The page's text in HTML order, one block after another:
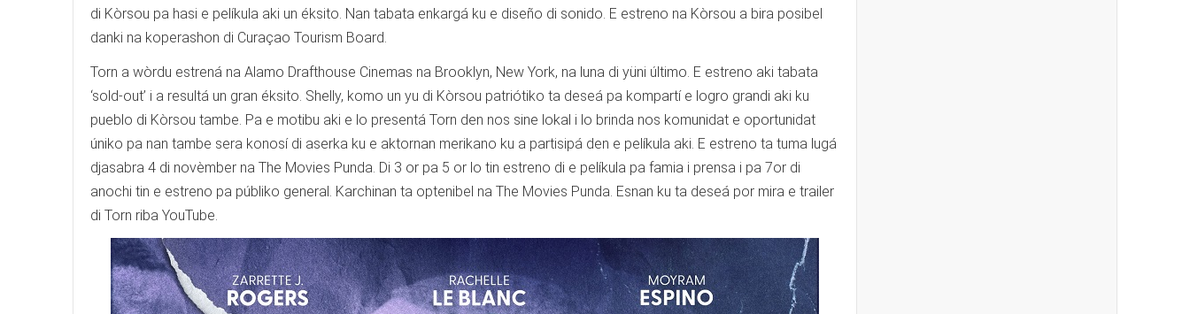
di Kòrsou pa hasi e pelíkula aki un éksito. Nan tabata enkargá ku e diseño di sonido. E estreno na Kòrsou a bira posibel
danki na koperashon di Curaçao Tourism Board.
Torn a wòrdu estrená na Alamo Drafthouse Cinemas na Brooklyn, New York, na luna di yüni último. E estreno aki tabata
‘sold-out’ i a resultá un gran éksito. Shelly, komo un yu di Kòrsou patriótiko ta deseá pa kompartí e logro grandi aki ku
pueblo di Kòrsou tambe. Pa e motibu aki e lo presentá Torn den nos sine lokal i lo brinda nos komunidat e oportunidat
úniko pa nan tambe sera konosí di aserka ku e aktornan merikano ku a partisipá den e pelíkula aki. E estreno ta tuma lugá
djasabra 4 di novèmber na The Movies Punda. Di 3 or pa 5 or lo tin estreno di e pelíkula pa famia i prensa i pa 7or di
anochi tin e estreno pa públiko general. Karchinan ta optenibel na The Movies Punda. Esnan ku ta deseá por mira e trailer
di Torn riba YouTube.